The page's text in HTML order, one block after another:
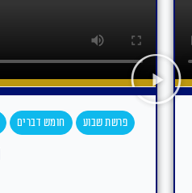
פרשת שבוע חומש דברים